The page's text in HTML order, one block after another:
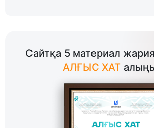
Сайтқа 5 материал
АЛҒЫС ХАТ